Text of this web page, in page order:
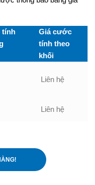
tính
Giá cước
tính theo
khối
Liên hệ
Liên hệ